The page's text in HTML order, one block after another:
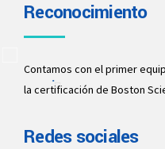
Reconocimiento
Contamos con el primer
la certificación de Boston
Redes sociales